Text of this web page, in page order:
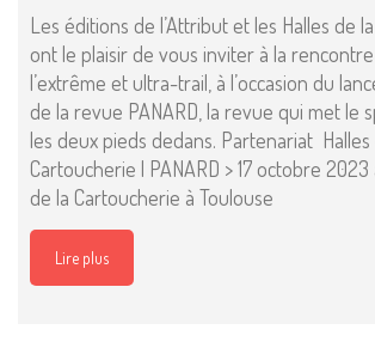
Les éditions de l’Attribut et les Halles de
ont le plaisir de vous inviter à la
l’extrême et ultra-trail, à l’occasion du
de la revue PANARD, la revue qui met le
les deux pieds dedans. Partenariat Halles
Cartoucherie | PANARD > 17 octobre 2023
de la Cartoucherie à Toulouse
Lire plus